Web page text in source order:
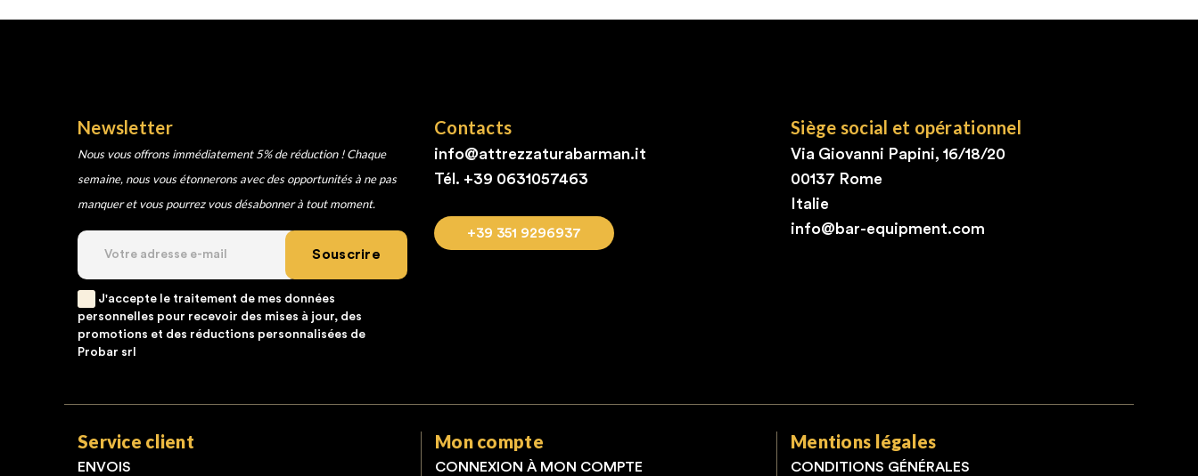
Newsletter
Nous vous offrons immédiatement 5% de réduction ! Chaque
semaine, nous vous étonnerons avec des opportunités à ne pas
manquer et vous pourrez vous désabonner à tout moment.
Souscrire
J'accepte le traitement de mes données
personnelles pour recevoir des mises à jour, des
promotions et des réductions personnalisées de
Probar srl
Contacts
info@attrezzaturabarman.it
Tél. +39 0631057463
+39 351 9296937
Siège social et opérationnel
Via Giovanni Papini, 16/18/20
00137 Rome
Italie
info@bar-equipment.com
Service client
ENVOIS
Mon compte
CONNEXION À MON COMPTE
Mentions légales
CONDITIONS GÉNÉRALES